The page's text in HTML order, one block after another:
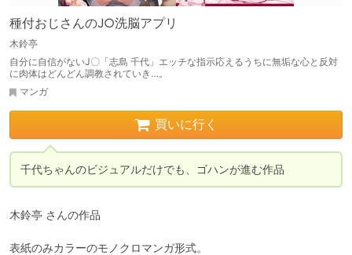
種付おじさんのJ○洗脳アプリ
木鈴亭
自分に自信がないJ〇「志島 千代」エッチな指示応えるうちに無垢な心と反対
に肉体はどんどん調教されていき…。
マンガ
買いに行く
千代ちゃんのビジュアルだけでも、ゴハンが進む作品
木鈴亭 さんの作品
表紙のみカラーのモノクロマンガ形式。